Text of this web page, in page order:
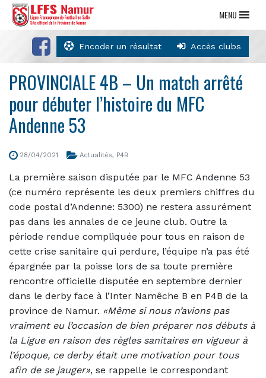
Encoder un résultat Accès clubs
MENU
PROVINCIALE 4B – Un match arrêté
pour débuter l’histoire du MFC
Andenne 53
28/04/2021 Actualités, P4B
La première saison disputée par le MFC Andenne 53
(ce numéro représente les deux premiers chiffres du
code postal d’Andenne: 5300) ne restera assurément
pas dans les annales de ce jeune club. Outre la
période rendue compliquée pour tous en raison de
cette crise sanitaire qui perdure, l’équipe n’a pas été
épargnée par la poisse lors de sa toute première
rencontre officielle disputée en septembre dernier
dans le derby face à l’Inter Namêche B en P4B de la
province de Namur. «Même si nous n’avions pas
vraiment eu l’occasion de bien préparer nos débuts à
la Ligue en raison des règles sanitaires en vigueur à
l’époque, ce derby était une motivation pour tous
afin de se jauger», se rappelle le correspondant